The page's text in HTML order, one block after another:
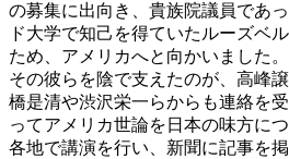
の募集に出向き、貴族院議員であ
ド大学で知己を得ていたルーズベ
ため、アメリカへと向かいました。
その彼らを陰で支えたのが、高峰
橋是清や渋沢栄一らからも連絡を
ってアメリカ世論を日本の味方に
各地で講演を行い、新聞に記事を